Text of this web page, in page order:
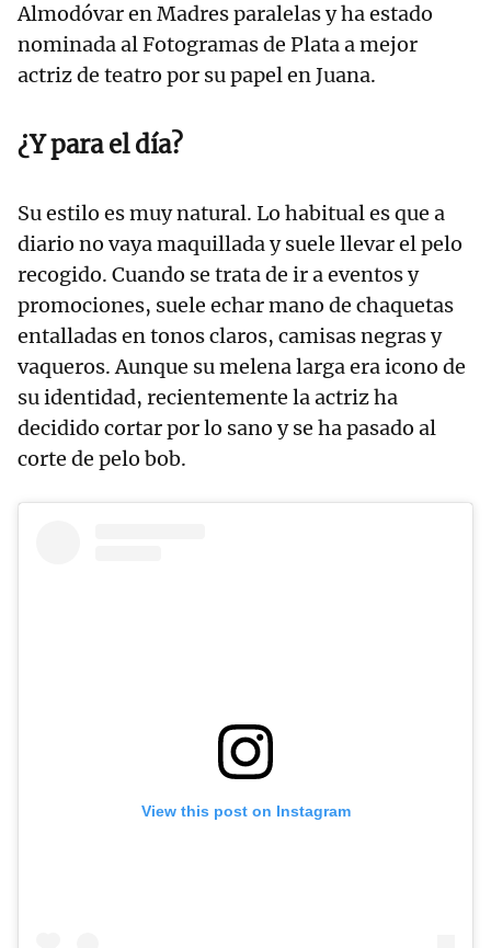
Almodóvar en Madres paralelas y ha estado
nominada al Fotogramas de Plata a mejor
actriz de teatro por su papel en Juana.
¿Y para el día?
Su estilo es muy natural. Lo habitual es que a
diario no vaya maquillada y suele llevar el pelo
recogido. Cuando se trata de ir a eventos y
promociones, suele echar mano de chaquetas
entalladas en tonos claros, camisas negras y
vaqueros. Aunque su melena larga era icono de
su identidad, recientemente la actriz ha
decidido cortar por lo sano y se ha pasado al
corte de pelo bob.
View this post on Instagram